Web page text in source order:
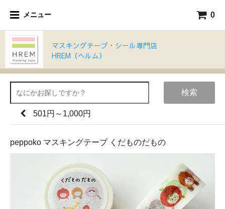
メニュー 0
マスキングテープ・シール専門店
HREM（ヘルム）
検索
501円～1,000円
peppoko マスキングテープ くだものだもの